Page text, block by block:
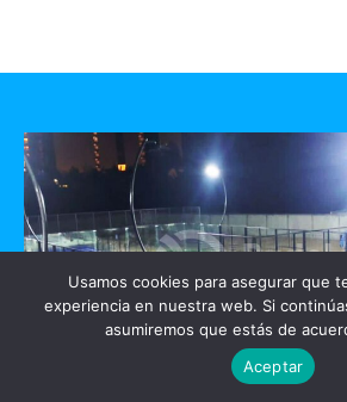
Usamos cookies para asegurar que
experiencia en nuestra web. Si
asumiremos que estás de
Aceptar